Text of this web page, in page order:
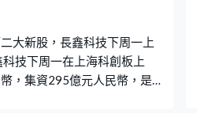
大新股，長鑫科技下周一上
技下周一在上海科創板上
，集資295億元人民幣，是